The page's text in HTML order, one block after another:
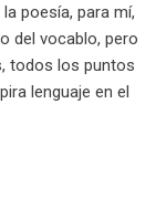
poesía, para mí,
del vocablo, pero
todos los puntos
lenguaje en el